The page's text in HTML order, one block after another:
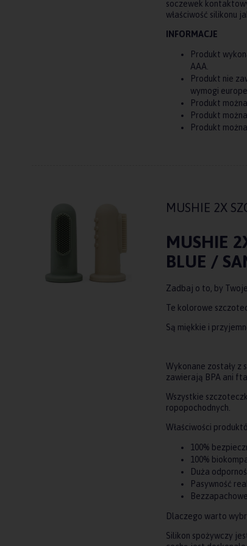
soczewek
właściwość silikonu
INFORMACJE
Produkt
AAA.
Produkt nie
wymogi
Produkt
Produkt
Produkt
MUSHIE 2X
MUSHIE
BLUE /
Zadbaj o to, by
Te kolorowe
Są miękkie i
Wykonane zostały z
zawierają BPA ani
Wszystkie
ropopochodnych.
Właściwości
100%
100%
Duża
Pasywność
Bezzapachowe
Dlaczego warto
Silikon spożywczy